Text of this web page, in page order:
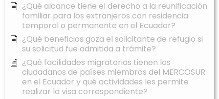
¿Qué alcance tiene el derecho a la reunificación
familiar para los extranjeros con residencia
temporal o permanente en el Ecuador?
¿Qué beneficios goza el solicitante de refugio si
su solicitud fue admitida a trámite?
¿Qué facilidades migratorias tienen los
ciudadanos de países miembros del MERCOSUR
en el Ecuador y qué actividades les permite
realizar la visa correspondiente?